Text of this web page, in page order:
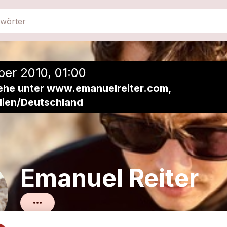
2010, 01:00
unter www.emanuelreiter.com,
Deutschland
Emanuel Reiter
Einer Playlist hinzufügen